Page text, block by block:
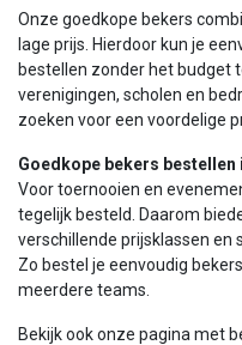
Onze goedkope bekers
lage prijs. Hierdoor kun je
bestellen zonder het budget
verenigingen, scholen en
zoeken voor een voordelige
Goedkope bekers
Voor toernooien en
tegelijk besteld. Daarom
verschillende prijsklassen
Zo bestel je eenvoudig
meerdere teams.
Bekijk ook onze pagina met